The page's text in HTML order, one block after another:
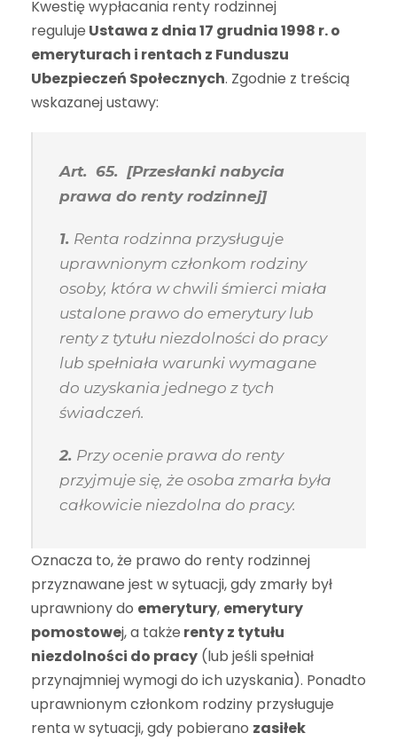
Kwestię wypłacania renty rodzinnej
reguluje Ustawa z dnia 17 grudnia 1998 r. o
emeryturach i rentach z Funduszu
Ubezpieczeń Społecznych. Zgodnie z treścią
wskazanej ustawy:
Art. 65. [Przesłanki nabycia
prawa do renty rodzinnej]
1. Renta rodzinna przysługuje
uprawnionym członkom rodziny
osoby, która w chwili śmierci miała
ustalone prawo do emerytury lub
renty z tytułu niezdolności do pracy
lub spełniała warunki wymagane
do uzyskania jednego z tych
świadczeń.
2. Przy ocenie prawa do renty
przyjmuje się, że osoba zmarła była
całkowicie niezdolna do pracy.
Oznacza to, że prawo do renty rodzinnej
przyznawane jest w sytuacji, gdy zmarły był
uprawniony do emerytury, emerytury
pomostowej, a także renty z tytułu
niezdolności do pracy (lub jeśli spełniał
przynajmniej wymogi do ich uzyskania). Ponadto
uprawnionym członkom rodziny przysługuje
renta w sytuacji, gdy pobierano zasiłek